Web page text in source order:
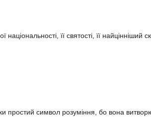
її святості, її найцінніший
простий символ розуміння, бо вона